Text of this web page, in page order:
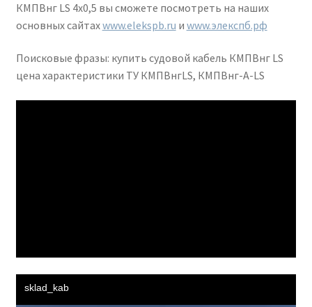
КМПВнг LS 4х0,5 вы сможете посмотреть на наших
основных сайтахwww.elekspb.ru и www.элекспб.рф
Поисковые фразы: купить судовой кабель КМПВнг LS
цена характеристики ТУ КМПВнгLS, КМПВнг-А-LS